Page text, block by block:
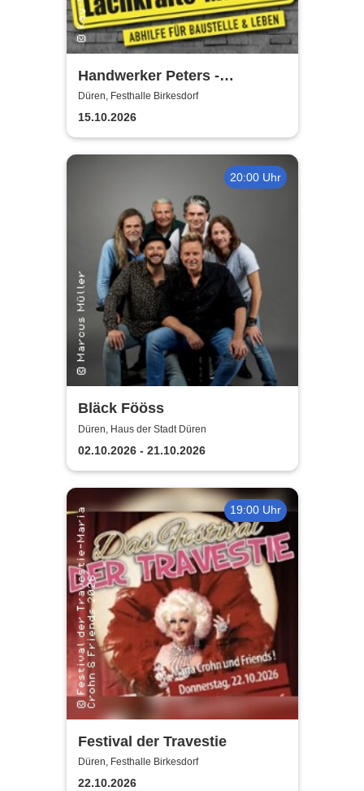
Handwerker Peters -
Lachkräfte-Mangel | Abhilfe
für Baustelle & Leben
Düren, Festhalle Birkesdorf
15.10.2026
20:00 Uhr
Bläck Fööss
Düren, Haus der Stadt Düren
02.10.2026 - 21.10.2026
19:00 Uhr
Festival der Travestie
Düren, Festhalle Birkesdorf
22.10.2026